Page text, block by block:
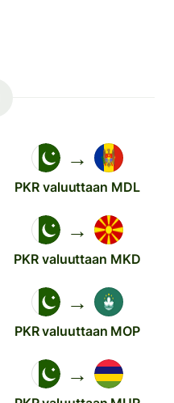
→
PKR valuuttaan MDL
→
PKR valuuttaan MKD
→
PKR valuuttaan MOP
→